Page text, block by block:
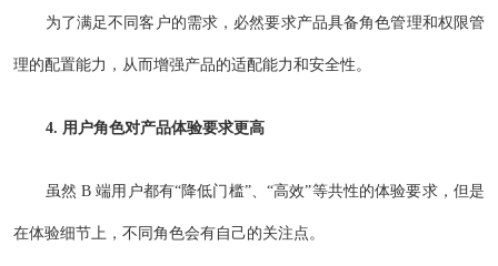
为了满足不同客户的需求，必然要求产品具备角色管理和权限管
理的配置能力，从而增强产品的适配能力和安全性。
4. 用户角色对产品体验要求更高
虽然 B 端用户都有“降低门槛”、“高效”等共性的体验要求，但是
在体验细节上，不同角色会有自己的关注点。